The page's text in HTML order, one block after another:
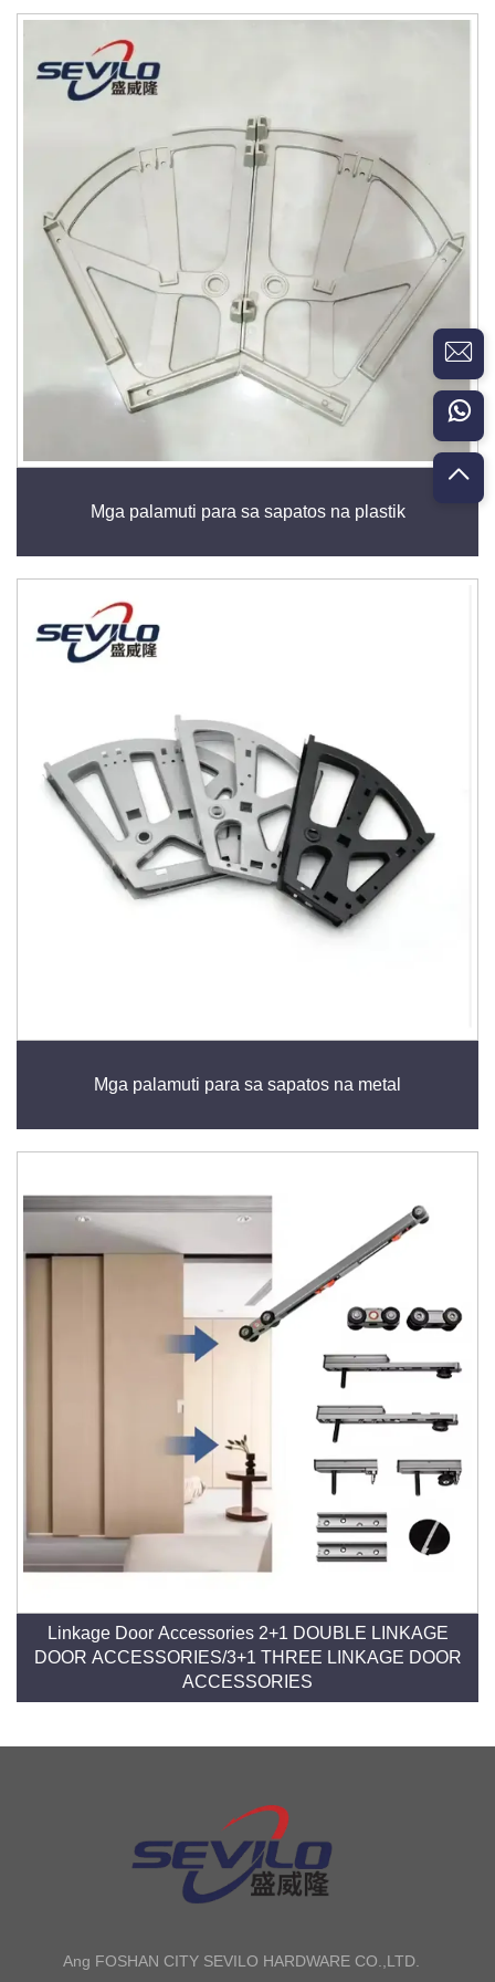
Mga palamuti para sa sapatos na plastik
Mga palamuti para sa sapatos na metal
Linkage Door Accessories 2+1 DOUBLE LINKAGE
DOOR ACCESSORIES/3+1 THREE LINKAGE DOOR
ACCESSORIES
Ang FOSHAN CITY SEVILO HARDWARE CO.,LTD.